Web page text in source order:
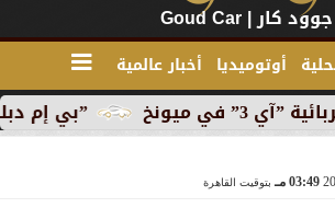
جوود كار | Goud Car
أوتوميديا أخبار عالمية
”بي إم دبليو” تبدأ
03:49 مـ بتوقيت القاهرة